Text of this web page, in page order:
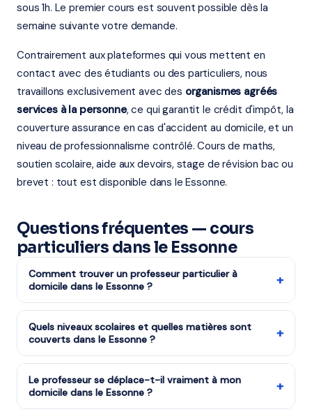
sous 1h. Le premier cours est souvent possible dès la
semaine suivante votre demande.
Contrairement aux plateformes qui vous mettent en
contact avec des étudiants ou des particuliers, nous
travaillons exclusivement avec des organismes agréés
services à la personne, ce qui garantit le crédit d'impôt, la
couverture assurance en cas d'accident au domicile, et un
niveau de professionnalisme contrôlé. Cours de maths,
soutien scolaire, aide aux devoirs, stage de révision bac ou
brevet : tout est disponible dans le Essonne.
Questions fréquentes — cours
particuliers dans le Essonne
Comment trouver un professeur particulier à
domicile dans le Essonne ?
+
Remplissez notre formulaire de mise en relation en
ligne en 2 minutes : matière, niveau, fréquence
souhaitée. Notre équipe identifie notre organisme
partenaire certifié services à la personne qui intervient
dans votre secteur du Essonne et vous contacte sous
1h avec des propositions personnalisées et sans
engagement.
Quels niveaux scolaires et quelles matières sont
couverts dans le Essonne ?
+
Tous les niveaux (du CP à la Terminale, en passant par
le collège, les classes prépa, BTS et études supérieures,
et les adultes en reconversion) et toutes les matières
(cours de maths, cours de français, cours d'anglais,
Le professeur se déplace-t-il vraiment à mon
domicile dans le Essonne ?
+